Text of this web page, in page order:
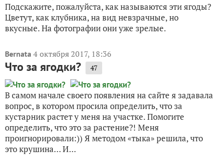
Подскажите, пожалуйста, как называются эти ягоды?
Цветут, как клубника, на вид невзрачные, но
вкусные. На фотографии они уже зрелые.
Bernata 4 октября 2017, 18:36
Что за ягодки? 47
В самом начале своего появления на сайте я задавала
вопрос, в котором просила определить, что за
кустарник растет у меня на участке. Помогите
определить, что это за растение?! Меня
проигнорировали:)) Я методом «тыка» решила, что
это крушина… И...